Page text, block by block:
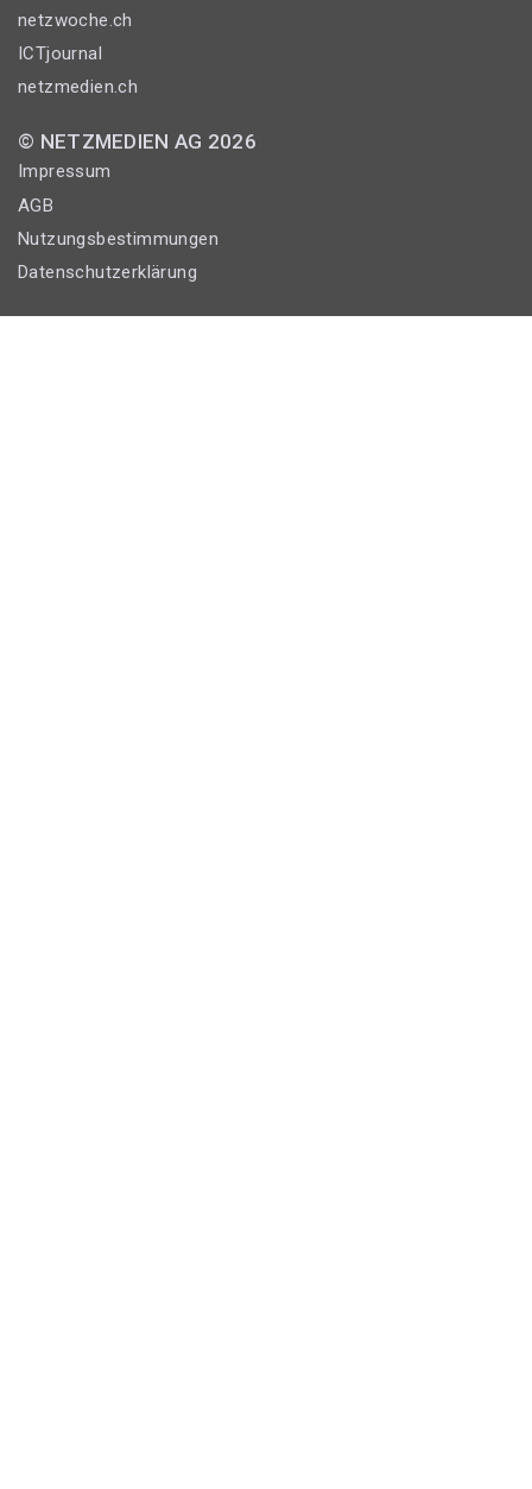
netzwoche.ch
ICTjournal
netzmedien.ch
© NETZMEDIEN AG 2026
Impressum
AGB
Nutzungsbestimmungen
Datenschutzerklärung